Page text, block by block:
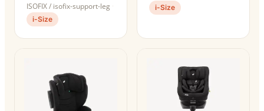
ISOFIX / isofix-support-leg
i-Size
i-Size